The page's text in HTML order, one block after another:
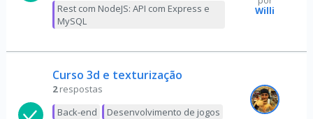
Rest com NodeJS: API com Express e
MySQL
Willi
Curso 3d e texturização
2 respostas
Back-end
Desenvolvimento de jogos